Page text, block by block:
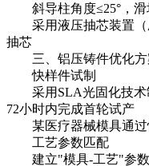
斜导柱角度≤25°，滑
采用液压抽芯装置（
抽芯
三、 铝压铸件优化
快样件试制
采用SLA光固化技术制
72小时内完成首轮试产
某医疗器械模具通过
工艺参数匹配
建立"模具-工艺"参数